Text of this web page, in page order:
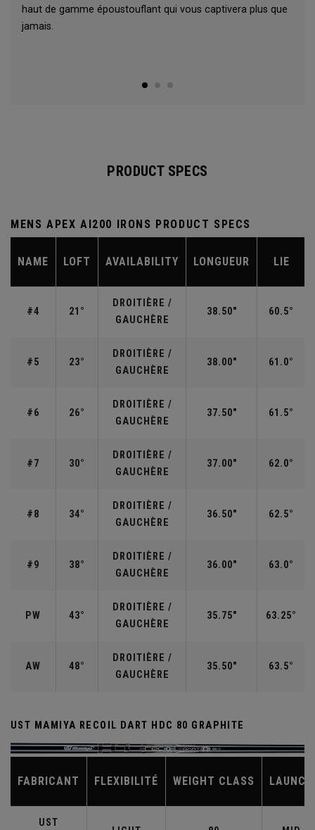
haut de gamme époustouflant qui vous captivera plus que
jamais.
PRODUCT SPECS
MENS APEX AI200 IRONS PRODUCT SPECS
NAME LOFT AVAILABILITY LONGUEUR LIE
#4 21°
DROITIÈRE /
GAUCHÈRE
38.50" 60.5°
#5 23°
DROITIÈRE /
GAUCHÈRE
38.00" 61.0°
#6 26°
DROITIÈRE /
GAUCHÈRE
37.50" 61.5°
#7 30°
DROITIÈRE /
GAUCHÈRE
37.00" 62.0°
#8 34°
DROITIÈRE /
GAUCHÈRE
36.50" 62.5°
#9 38°
DROITIÈRE /
GAUCHÈRE
36.00" 63.0°
PW 43°
DROITIÈRE /
GAUCHÈRE
35.75" 63.25°
AW 48°
DROITIÈRE /
GAUCHÈRE
35.50" 63.5°
UST MAMIYA RECOIL DART HDC 80 GRAPHITE
FABRICANT FLEXIBILITÉ WEIGHT CLASS LAUNCH
UST